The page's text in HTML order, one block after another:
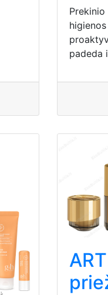
Prekinio
padeda